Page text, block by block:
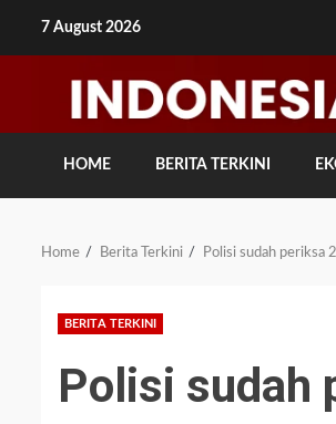
7 August 2026
HOME BERITA TERKINI
Home Berita Terkini Polisi sudah periksa
BERITA TERKINI
Polisi sudah